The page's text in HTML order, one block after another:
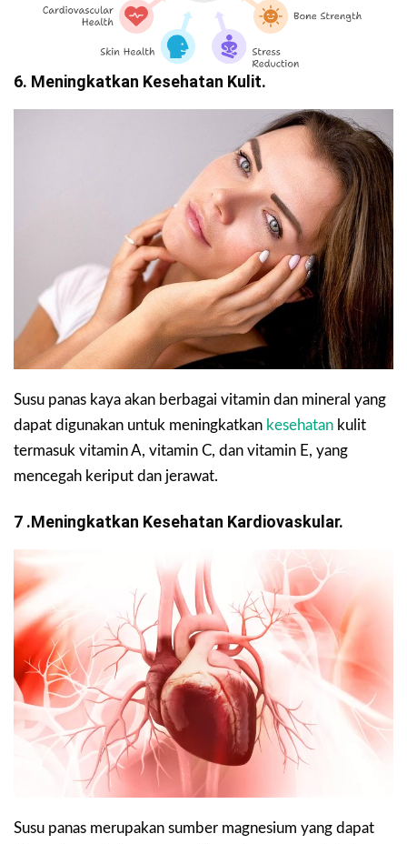
6. Meningkatkan Kesehatan Kulit.
Susu panas kaya akan berbagai vitamin dan mineral yang
dapat digunakan untuk meningkatkan kesehatan kulit
termasuk vitamin A, vitamin C, dan vitamin E, yang
mencegah keriput dan jerawat.
7 .Meningkatkan Kesehatan Kardiovaskular.
Susu panas merupakan sumber magnesium yang dapat